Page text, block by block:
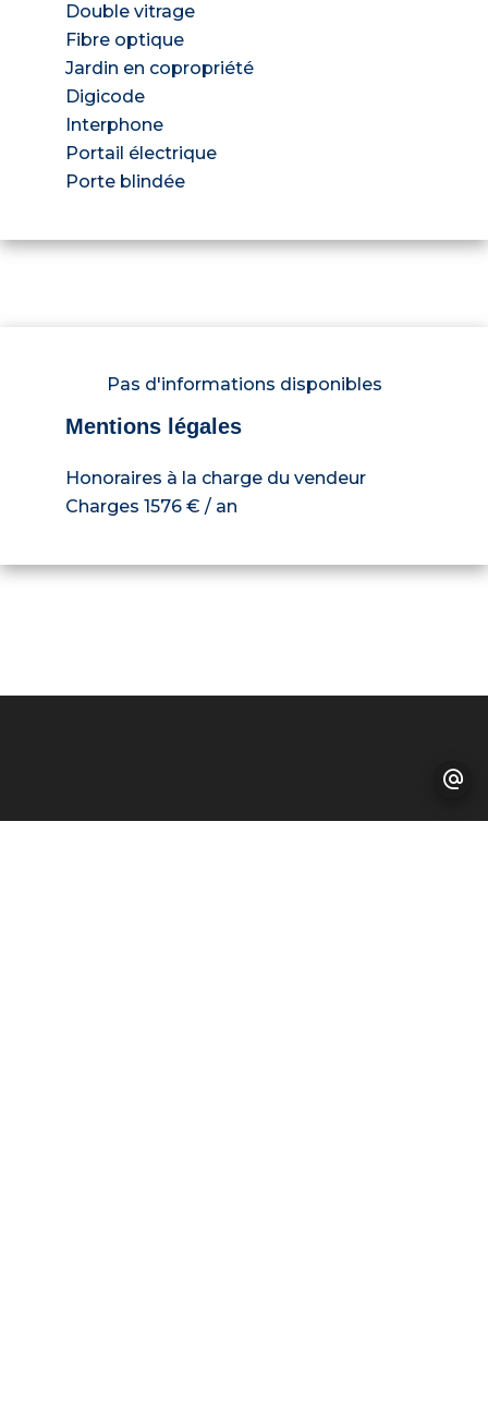
Double vitrage
Fibre optique
Jardin en copropriété
Digicode
Interphone
Portail électrique
Porte blindée
Pas d'informations disponibles
Mentions légales
Honoraires à la charge du vendeur
Charges 1576 € / an